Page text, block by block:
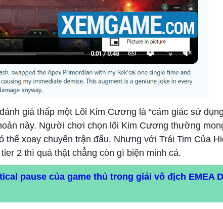
giá thấp một Lõi Kim Cương là “cảm giác sử
này. Người chơi chọn lõi Kim Cương thường
xoay chuyển trận đấu. Nhưng với Trái Tim Của
2 thì quả thật chẳng còn gì biện minh cả.
pause của game thủ trong giải vô địch EMEA